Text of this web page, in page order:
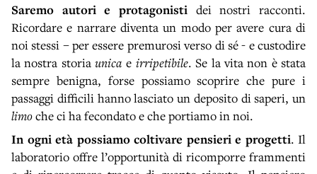
Saremo autori e protagonisti dei nostri racconti.
Ricordare e narrare diventa un modo per avere cura di
noi stessi – per essere premurosi verso di sé - e custodire
la nostra storiaunica e irripetibile. Se la vita non è stata
sempre benigna, forse possiamo scoprire che pure i
passaggi difficili hanno lasciato un deposito di saperi, un
limoche ci ha fecondato e che portiamo in noi.
In ogni età possiamo coltivare pensieri e progetti. Il
laboratorio offre l’opportunità di ricomporre frammenti